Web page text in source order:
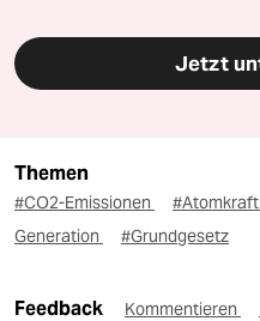
Jetzt
Themen
#CO2-Emissionen #Atomkraft
Generation
#Grundgesetz
Feedback Kommentieren